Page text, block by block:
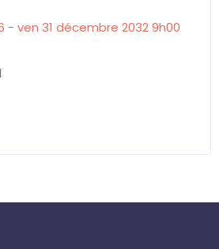
- ven 31 décembre 2032 9h00